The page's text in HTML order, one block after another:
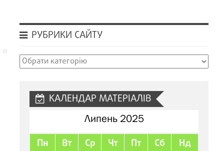
0
РУБРИКИ САЙТУ
Рубрики
КАЛЕНДАР МАТЕРІАЛІВ
Липень 2025
Пн Вт Ср Чт Пт Сб Нд